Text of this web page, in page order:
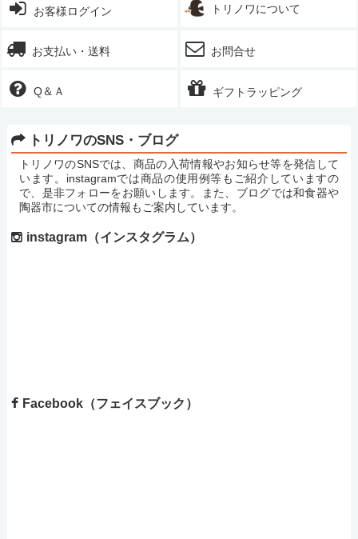
お客様ログイン トリノワについて
お支払い・送料 お問合せ
Q＆Ａ ギフトラッピング
トリノワのSNS・ブログ
トリノワのSNSでは、商品の入荷情報やお知らせ等を発信して
います。instagramでは商品の使用例等もご紹介していますの
で、是非フォローをお願いします。また、ブログでは和食器や
陶器市についての情報もご案内しています。
instagram（インスタグラム）
Facebook（フェイスブック）